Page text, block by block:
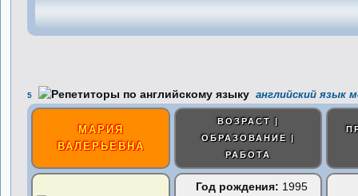
5 английский язык
МАРИЯ
ВАЛЕРЬЕВНА
ВОЗРАСТ |
ОБРАЗОВАНИЕ |
РАБОТА
Год рождения: 1995